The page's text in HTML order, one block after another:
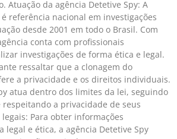
Atuação da agência Detetive Spy: A
referência nacional em investigações
desde 2001 em todo o Brasil. Com
conta com profissionais
investigações de forma ética e legal.
ressaltar que a clonagem do
a privacidade e os direitos individuais.
atua dentro dos limites da lei, seguindo
a privacidade de seus
Para obter informações
legal e ética, a agência Detetive Spy